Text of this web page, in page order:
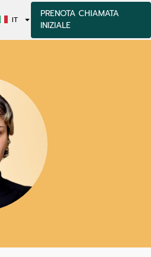
IT
PRENOTA CHIAMATA
INIZIALE